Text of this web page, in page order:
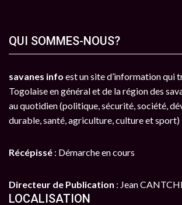
QUI SOMMES-NOUS?
savanes info est un site d’information qui
Togolaise en général et de la région des
au quotidien (politique, sécurité, société,
durable, santé, agriculture, culture et sport)
Récépissé : Démarche en cours
Directeur de Publication : Jean
LOCALISATION